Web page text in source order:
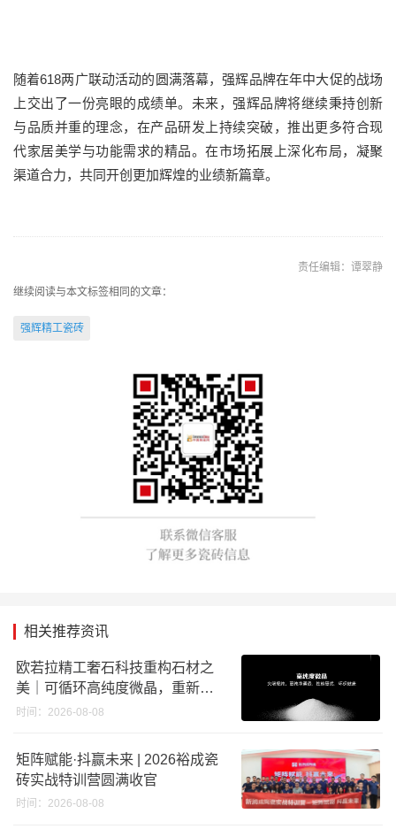
随着618两广联动活动的圆满落幕，强辉品牌在年中大促的战场
上交出了一份亮眼的成绩单。未来，强辉品牌将继续秉持创新
与品质并重的理念，在产品研发上持续突破，推出更多符合现
代家居美学与功能需求的精品。在市场拓展上深化布局，凝聚
渠道合力，共同开创更加辉煌的业绩新篇章。
责任编辑：谭翠静
继续阅读与本文标签相同的文章：
强辉精工瓷砖
相关推荐资讯
欧若拉精工奢石科技重构石材之
美｜可循环高纯度微晶，重新定
义高端奢石原料
时间：2026-08-08
矩阵赋能·抖赢未来 | 2026裕成瓷
砖实战特训营圆满收官
时间：2026-08-08